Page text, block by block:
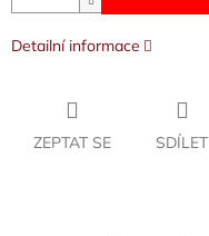
Detailní informace
ZEPTAT SE SDÍLET